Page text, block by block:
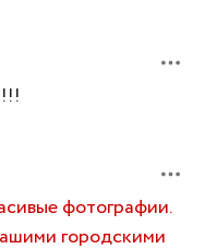
фотографии.
городскими